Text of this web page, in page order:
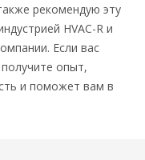
рекомендую эту
HVAC-R и
Если вас
опыт,
и поможет вам в